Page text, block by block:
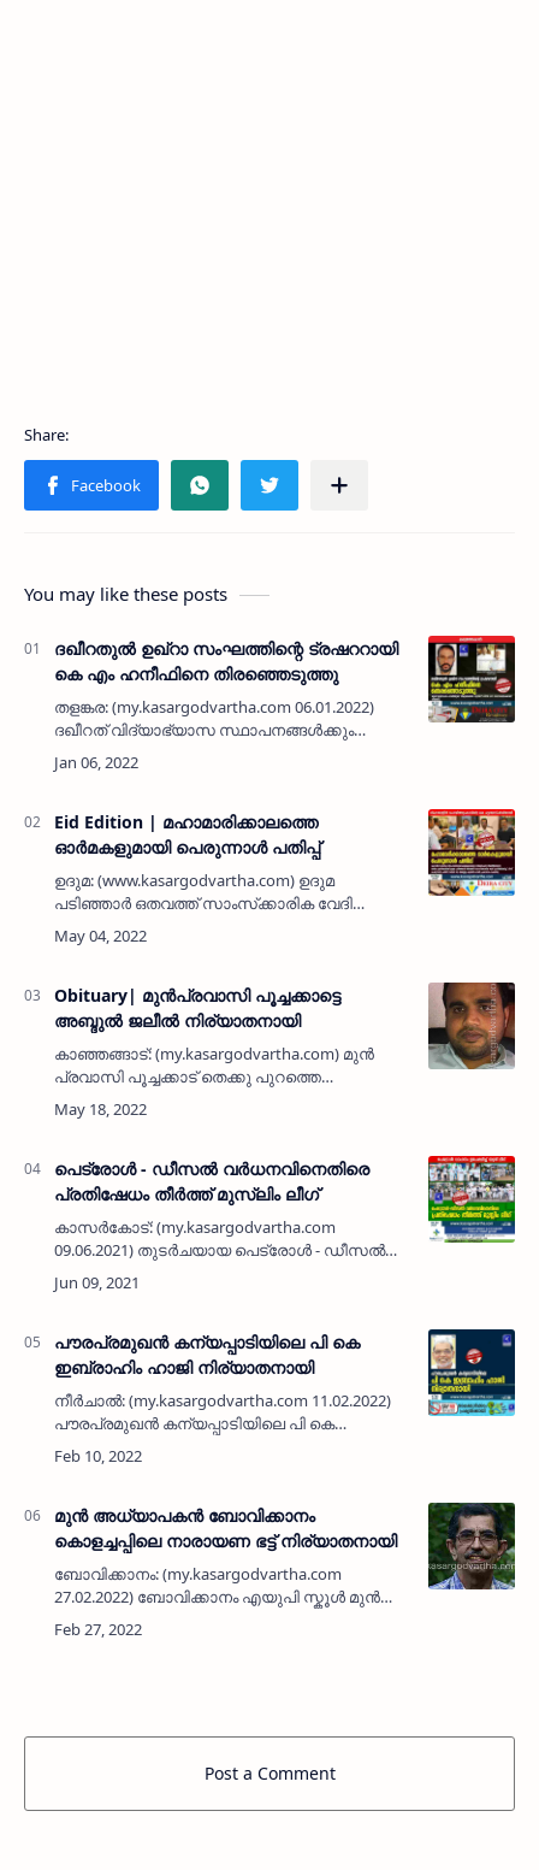
You may like these posts
ദഖീറതുല്‍ ഉഖ്‌റാ സംഘത്തിന്റെ ട്രഷററായി
കെ എം ഹനീഫിനെ തിരഞ്ഞെടുത്തു
തളങ്കര: (my.kasargodvartha.com 06.01.2022)
ദഖീറത് വിദ്യാഭ്യാസ സ്ഥാപനങ്ങള്‍ക്കും
അനാഥ - അഗതി മന്ദിരത്തിനും നേതൃത്വം
നല്‍കുന്ന ദഖീറതുല്‍ ഉഖ്‌റാ സംഘത്തിന്റെ
Eid Edition | മഹാമാരിക്കാലത്തെ
ഓര്‍മകളുമായി പെരുന്നാള്‍ പതിപ്പ്
ഉദുമ: (www.kasargodvartha.com) ഉദുമ
പടിഞ്ഞാര്‍ ഒതവത്ത് സാംസ്‌ക്കാരിക വേദി
പ്രസിദ്ധീകരിച്ച 'പീസ്' പെരുന്നാള്‍ പതിപ്പിന്റെ
പ്രകാശനം ഓണ്‍ലൈനില്‍ നടന്നു. അബ്ദുല്ല
Obituary| മുൻപ്രവാസി പൂച്ചക്കാട്ടെ
അബ്ദുൽ ജലീൽ നിര്യാതനായി
കാഞ്ഞങ്ങാട്: (my.kasargodvartha.com) മുൻ
പ്രവാസി പൂച്ചക്കാട് തെക്കു പുറത്തെ
ബംഗ്ലാവിൽ ഹൗസിൽ അബ്ദുൽ ജലീൽ (48)
നിര്യാതനായി. അസുഖത്തെ തുടർന്ന്
രാത്…
പെട്രോൾ - ഡീസൽ വർധനവിനെതിരെ
പ്രതിഷേധം തീർത്ത് മുസ്ലിം ലീഗ്
കാസർകോട്: (my.kasargodvartha.com
09.06.2021) തുടർചയായ പെട്രോൾ - ഡീസൽ
വില വർധനവിൽ പ്രതിഷേധിച്ച് മുസ്ലിം ലീഗ്
സംസ്ഥാന വ്യാപകമായി നടത്തുന്ന
പൗരപ്രമുഖൻ കന്യപ്പാടിയിലെ പി കെ
ഇബ്രാഹിം ഹാജി നിര്യാതനായി
നീർചാൽ: (my.kasargodvartha.com 11.02.2022)
പൗരപ്രമുഖൻ കന്യപ്പാടിയിലെ പി കെ
ഇബ്രാഹിം ഹാജി (72) നിര്യാതനായി.
ബദിയടുക്ക, കന്യപ്പാടി തുടങ്ങിയ സ്ഥലങ്ങളിൽ
മുൻ അധ്യാപകൻ ബോവിക്കാനം
കൊളച്ചപ്പിലെ നാരായണ ഭട്ട് നിര്യാതനായി
ബോവിക്കാനം: (my.kasargodvartha.com
27.02.2022) ബോവിക്കാനം എയുപി സ്കൂൾ മുൻ
അധ്യാപകൻ അമ്മങ്കോട് കൊളച്ചപ്പിലെ
നാരായണ ഭട്ട് (70) നിര്യാതനായി. …
Post a Comment